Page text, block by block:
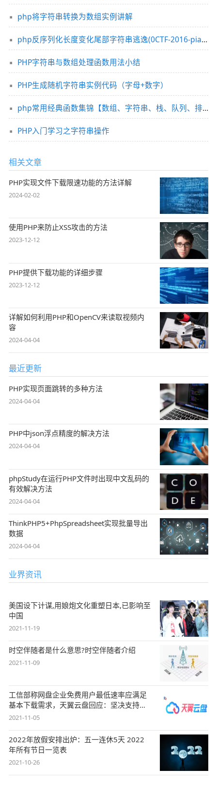
php将字符串转换为数组实例讲解
php反序列化长度变化尾部字符串逃逸(0CTF-2016-piapiapia)
PHP字符串与数组处理函数用法小结
PHP生成随机字符串实例代码（字母+数字）
php常用经典函数集锦【数组、字符串、栈、队列、排序等】
PHP入门学习之字符串操作
相关文章
PHP实现文件下载限速功能的方法详解
2024-02-02
使用PHP来防止XSS攻击的方法
2023-12-12
PHP提供下载功能的详细步骤
2023-12-12
详解如何利用PHP和OpenCV来读取视频内
容
2024-04-04
最近更新
PHP实现页面跳转的多种方法
2024-04-04
PHP中json浮点精度的解决方法
2024-04-04
phpStudy在运行PHP文件时出现中文乱码的
有效解决方法
2024-04-04
ThinkPHP5+PhpSpreadsheet实现批量导出
数据
2024-04-04
业界资讯
美国设下计谋,用娘炮文化重塑日本,已影响至
中国
2021-11-19
时空伴随者是什么意思?时空伴随者介绍
2021-11-09
工信部称网盘企业免费用户最低速率应满足
基本下载需求，天翼云盘回应：坚决支持，
始终
2021-11-05
2022年放假安排出炉：五一连休5天 2022
年所有节日一览表
2021-10-26